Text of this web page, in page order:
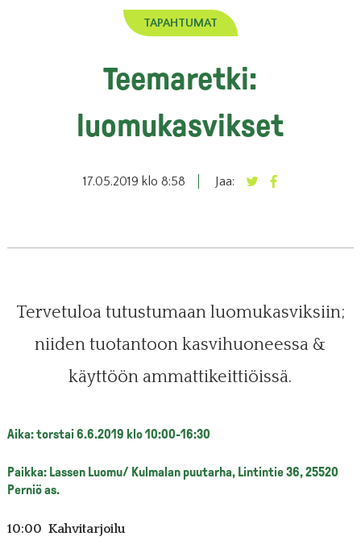
TAPAHTUMAT
Teemaretki:
luomukasvikset
17.05.2019 klo 8:58 Jaa:
Tervetuloa tutustumaan luomukasviksiin;
niiden tuotantoon kasvihuoneessa &
käyttöön ammattikeittiöissä.
Aika: torstai 6.6.2019 klo 10:00-16:30
Paikka: Lassen Luomu/ Kulmalan puutarha, Lintintie 36, 25520
Perniö as.
10:00 Kahvitarjoilu